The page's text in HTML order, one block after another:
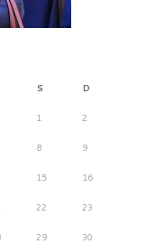
S D
1 2
8 9
15 16
22 23
29 30